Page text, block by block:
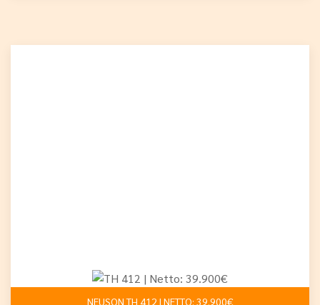
NEUSON TH 412 | NETTO: 39.900€